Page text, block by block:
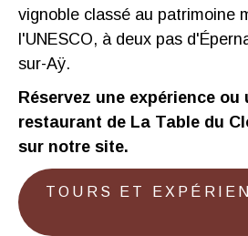
vignoble classé au patrimoine
l'UNESCO, à deux pas
sur-Aÿ.
Réservez une expérience
restaurant de La Table du
sur notre site.
TOURS ET